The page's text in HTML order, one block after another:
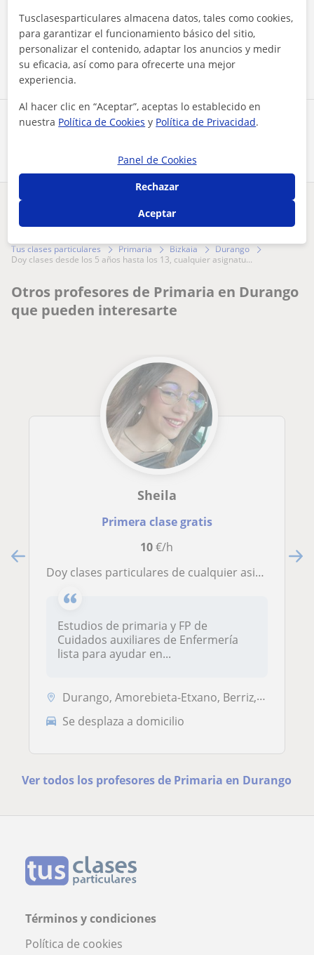
Comparte a este profesor
Contactar ahora
¿Hay algún error en este perfil?
Tus clases particulares Primaria Bizkaia
Durango
doy clases desde los 5 años hasta los 13, cualquier asignatu...
Otros profesores de Primaria en Durango
que pueden interesarte
Sheila
Primera clase gratis
10€/h
Doy clases particulares de cualquier asignatura de primaria
Estudios de primaria y FP de
Cuidados auxiliares de Enfermería
lista para ayudar en...
Durango, Amorebieta-Etxano, Berriz, Abadiño, Elorrio, Iurreta
Se desplaza a domicilio
Ver todos los profesores de Primaria en Durango
Términos y condiciones
Política de cookies
Tusclasesparticulares almacena datos, tales como cookies,
para garantizar el funcionamiento básico del sitio,
personalizar el contenido, adaptar los anuncios y medir
su eficacia, así como para ofrecerte una mejor
experiencia.
Al hacer clic en “Aceptar”, aceptas lo establecido en
nuestra Política de Cookies y Política de Privacidad.
Panel de Cookies
Rechazar
Aceptar